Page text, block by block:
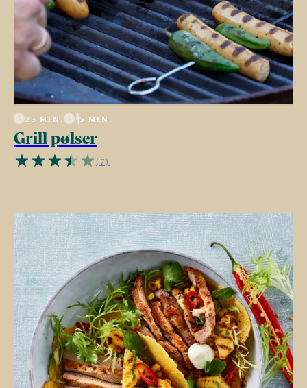
25 MIN. 5 MIN.
Grill pølser
(7)